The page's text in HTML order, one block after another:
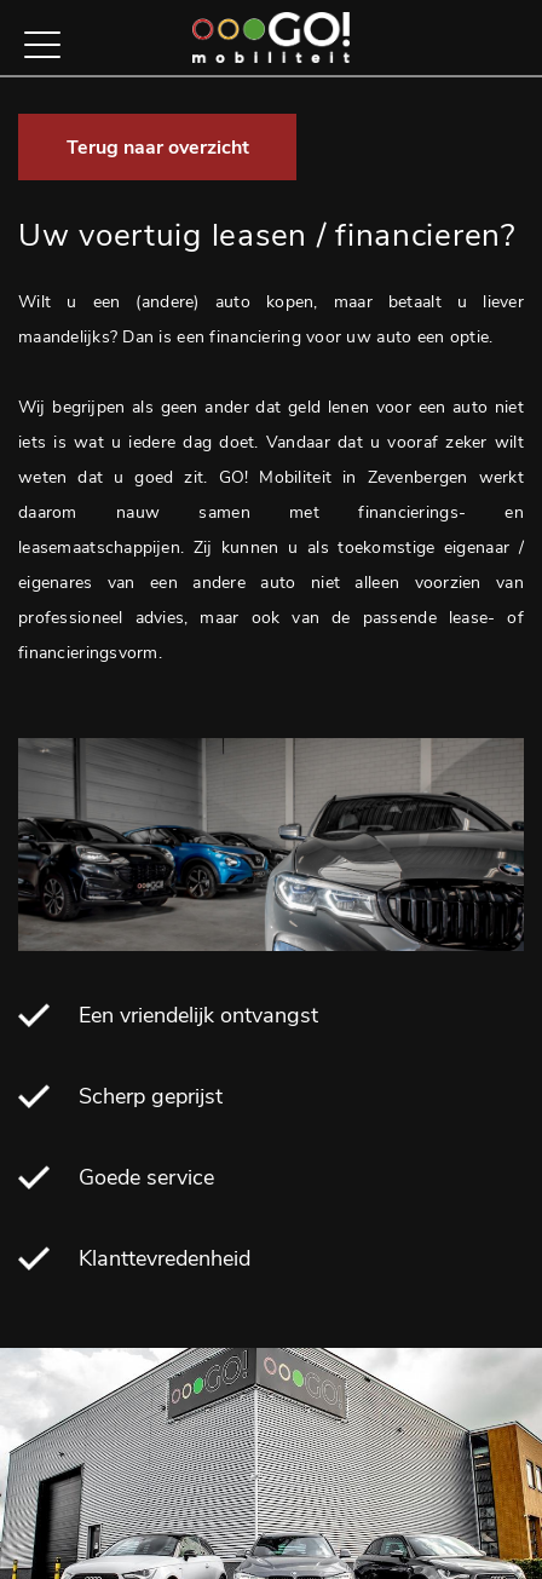
Terug naar overzicht
Uw voertuig leasen / financieren?
Wilt u een (andere) auto kopen, maar betaalt u liever
maandelijks? Dan is een financiering voor uw auto een optie.
Wij begrijpen als geen ander dat geld lenen voor een auto niet
iets is wat u iedere dag doet. Vandaar dat u vooraf zeker wilt
weten dat u goed zit. GO! Mobiliteit in Zevenbergen werkt
daarom nauw samen met financierings- en
leasemaatschappijen. Zij kunnen u als toekomstige eigenaar /
eigenares van een andere auto niet alleen voorzien van
professioneel advies, maar ook van de passende lease- of
financieringsvorm.
Een vriendelijk ontvangst
Scherp geprijst
Goede service
Klanttevredenheid